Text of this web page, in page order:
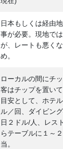
日本もしくは経由
事が必要。現地で
が、レートも悪く
め。
ローカルの間にチ
客はチップを置い
目安として、ホテ
ル／回、ダイビン
日２ドル/人、レス
らテーブルに１～
当。